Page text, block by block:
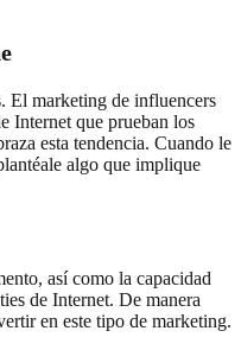
El marketing de influencers
Internet que prueban los
esta tendencia. Cuando le
algo que implique
así como la capacidad
de Internet. De manera
en este tipo de marketing.